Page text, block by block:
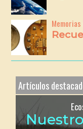
Artículos